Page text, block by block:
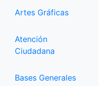
Artes Gráficas
Atención
Ciudadana
Bases Generales